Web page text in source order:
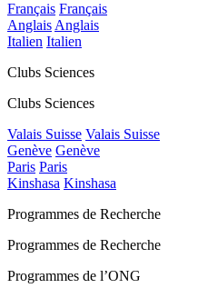
Français Français
AnglaisAnglais
Italien Italien
Clubs Sciences
Clubs Sciences
Valais Suisse Valais Suisse
Genève Genève
Paris Paris
Kinshasa Kinshasa
Programmes de Recherche
Programmes de Recherche
Programmes de l’ONG